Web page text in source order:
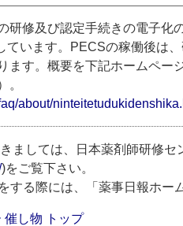
研修及び認定手続きの電子化
ています。PECSの稼働後は
ます。概要を下記ホームペ
。
about/
ましては、日本薬剤師研修セ
)をご覧下さい。
する際には、「薬事日報ホー
催し物 トップ